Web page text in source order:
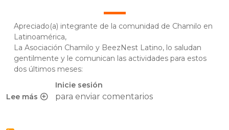
Lee más
sobre Seminarios a distancia y presenciales de chamilo –
Inicie sesión
para enviar comentarios
Apreciado(a) integrante de la comunidad de Chamilo en
Latinoamérica,
La Asociación Chamilo y BeezNest Latino, lo saludan
gentilmente y le comunican las actividades para estos
dos últimos meses: